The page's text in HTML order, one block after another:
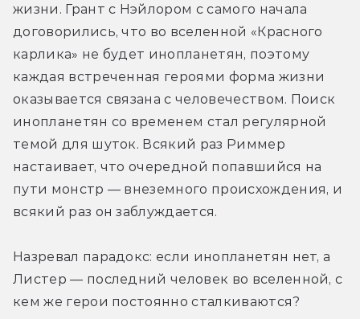
жизни. Грант с Нэйлором с самого начала
договорились, что во вселенной «Красного
карлика» не будет инопланетян, поэтому
каждая встреченная героями форма жизни
оказывается связана с человечеством. Поиск
инопланетян со временем стал регулярной
темой для шуток. Всякий раз Риммер
настаивает, что очередной попавшийся на
пути монстр — внеземного происхождения, и
всякий раз он заблуждается.
Назревал парадокс: если инопланетян нет, а
Листер — последний человек во вселенной, с
кем же герои постоянно сталкиваются?